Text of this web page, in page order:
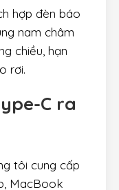
hợp đèn báo
nam châm
chiều, hạn
rơi.
C ra
tôi cung cấp
MacBook